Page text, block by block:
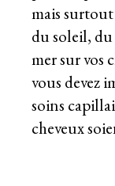
mais
du soleil,
mer sur vos
vous devez
soins
cheveux